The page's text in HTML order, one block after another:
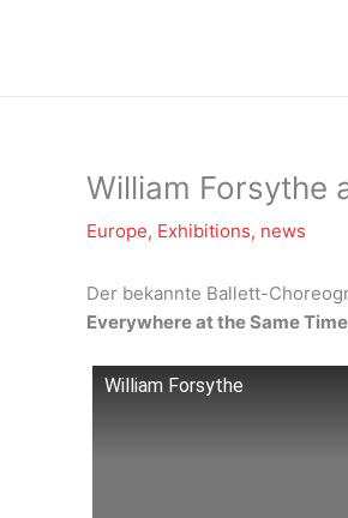
William Forsythe
Europe, Exhibitions, news
Der bekannte Ballett-
Everywhere at the Same
William Forsythe